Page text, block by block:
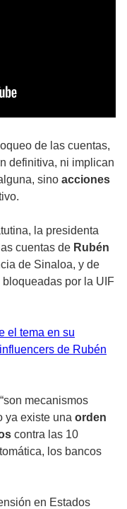
de las cuentas,
definitiva, ni implican
sino acciones
la presidenta
cuentas de Rubén
de Sinaloa, y de
por la UIF
el tema en su
de Rubén
mecanismos
ya existe una orden
contra las 10
los bancos
en Estados